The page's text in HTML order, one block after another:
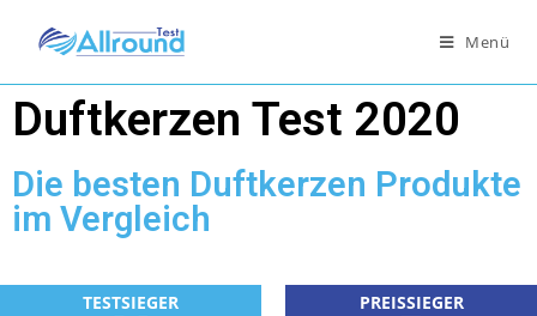
Menü
Duftkerzen Test 2020
Die besten Duftkerzen Produkte
im Vergleich
TESTSIEGER PREISSIEGER